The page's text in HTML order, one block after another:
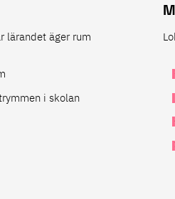
lärandet äger rum
i skolan